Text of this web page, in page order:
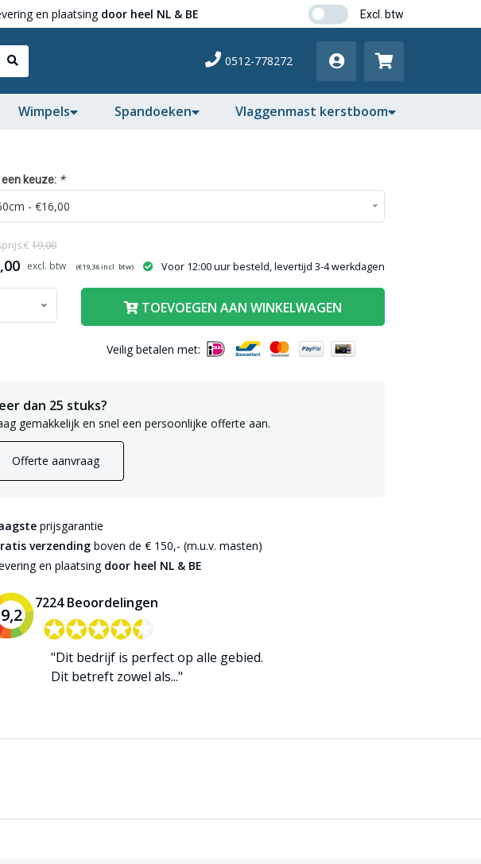
en plaatsing door heel NL & BE
0512-778272
Wimpels Spandoeken Vlaggenmast kerstboom
een keuze: *
(€19,36incl. btw)
19,00
Voor 12:00 uur besteld, levertijd 3-4 werkdagen
TOEVOEGEN AAN WINKELWAGEN
Veilig betalen met:
dan 25 stuks?
gemakkelijk en snel een persoonlijke offerte aan.
Offerte aanvraag
prijsgarantie
verzending boven de € 150,- (m.u.v. masten)
en plaatsing door heel NL & BE
9,2
7224 Beoordelingen
✪✪✪✪✪
✪✪✪✪✪
"Dit bedrijf is perfect op alle gebied.
Dit betreft zowel als..."